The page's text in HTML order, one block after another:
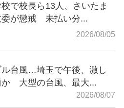
で校長ら13人、さいたま
委が懲戒 未払い分...
2026/08/05
ル台風…埼玉で午後、激し
か 大型の台風、最大...
2026/08/07